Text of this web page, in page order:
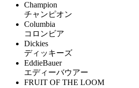
Champion
チャンピオン
Columbia
コロンビア
Dickies
ディッキーズ
EddieBauer
エディーバウアー
FRUIT OF THE LOOM